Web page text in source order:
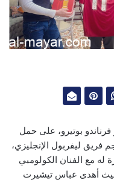
بوتيرو، على حمل
ليفربول الإنجليزي،
مع الفنان الكولومبي
حيث أهدى عباس تيشيرت